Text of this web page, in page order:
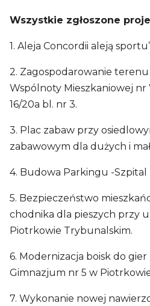
Wszystkie zgłoszone
1. Aleja Concordii aleją
2. Zagospodarowanie
Wspólnoty Mieszkaniowej
16/20a bl. nr 3.
3. Plac zabaw przy
zabawowym dla dużych i
4. Budowa Parkingu -Szpital
5. Bezpieczeństwo
chodnika dla pieszych przy
Piotrkowie Trybunalskim.
6. Modernizacja boisk do
Gimnazjum nr 5 w
7. Wykonanie nowej